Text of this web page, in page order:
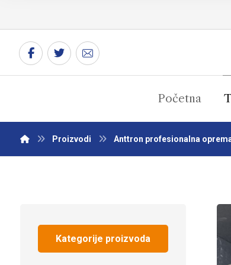
Početna
Proizvodi Anttron profesionalna
Kategorije proizvoda